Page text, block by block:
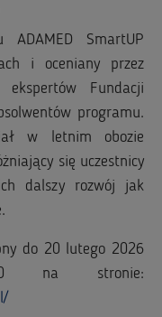
SmartUP
i oceniany przez
ekspertów Fundacji
programu.
w letnim obozie
się uczestnicy
dalszy rozwój jak
do 20 lutego 2026
na stronie: